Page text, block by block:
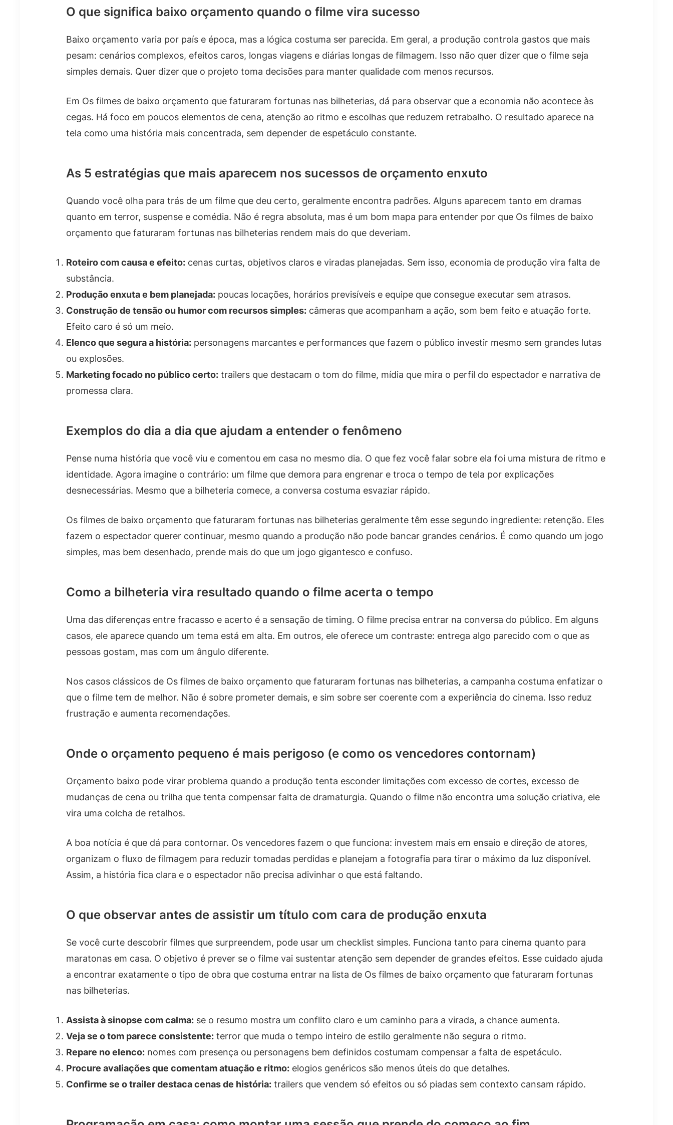
O que significa baixo orçamento quando o filme vira sucesso
Baixo orçamento varia por país e época, mas a lógica costuma ser parecida. Em geral, a produção controla gastos que mais
pesam: cenários complexos, efeitos caros, longas viagens e diárias longas de filmagem. Isso não quer dizer que o filme seja
simples demais. Quer dizer que o projeto toma decisões para manter qualidade com menos recursos.
Em Os filmes de baixo orçamento que faturaram fortunas nas bilheterias, dá para observar que a economia não acontece às
cegas. Há foco em poucos elementos de cena, atenção ao ritmo e escolhas que reduzem retrabalho. O resultado aparece na
tela como uma história mais concentrada, sem depender de espetáculo constante.
As 5 estratégias que mais aparecem nos sucessos de orçamento enxuto
Quando você olha para trás de um filme que deu certo, geralmente encontra padrões. Alguns aparecem tanto em dramas
quanto em terror, suspense e comédia. Não é regra absoluta, mas é um bom mapa para entender por que Os filmes de baixo
orçamento que faturaram fortunas nas bilheterias rendem mais do que deveriam.
Roteiro com causa e efeito: cenas curtas, objetivos claros e viradas planejadas. Sem isso, economia de produção vira falta de
substância.
Produção enxuta e bem planejada: poucas locações, horários previsíveis e equipe que consegue executar sem atrasos.
Construção de tensão ou humor com recursos simples: câmeras que acompanham a ação, som bem feito e atuação forte.
Efeito caro é só um meio.
Elenco que segura a história: personagens marcantes e performances que fazem o público investir mesmo sem grandes lutas
ou explosões.
Marketing focado no público certo: trailers que destacam o tom do filme, mídia que mira o perfil do espectador e narrativa de
promessa clara.
Exemplos do dia a dia que ajudam a entender o fenômeno
Pense numa história que você viu e comentou em casa no mesmo dia. O que fez você falar sobre ela foi uma mistura de ritmo e
identidade. Agora imagine o contrário: um filme que demora para engrenar e troca o tempo de tela por explicações
desnecessárias. Mesmo que a bilheteria comece, a conversa costuma esvaziar rápido.
Os filmes de baixo orçamento que faturaram fortunas nas bilheterias geralmente têm esse segundo ingrediente: retenção. Eles
fazem o espectador querer continuar, mesmo quando a produção não pode bancar grandes cenários. É como quando um jogo
simples, mas bem desenhado, prende mais do que um jogo gigantesco e confuso.
Como a bilheteria vira resultado quando o filme acerta o tempo
Uma das diferenças entre fracasso e acerto é a sensação de timing. O filme precisa entrar na conversa do público. Em alguns
casos, ele aparece quando um tema está em alta. Em outros, ele oferece um contraste: entrega algo parecido com o que as
pessoas gostam, mas com um ângulo diferente.
Nos casos clássicos de Os filmes de baixo orçamento que faturaram fortunas nas bilheterias, a campanha costuma enfatizar o
que o filme tem de melhor. Não é sobre prometer demais, e sim sobre ser coerente com a experiência do cinema. Isso reduz
frustração e aumenta recomendações.
Onde o orçamento pequeno é mais perigoso (e como os vencedores contornam)
Orçamento baixo pode virar problema quando a produção tenta esconder limitações com excesso de cortes, excesso de
mudanças de cena ou trilha que tenta compensar falta de dramaturgia. Quando o filme não encontra uma solução criativa, ele
vira uma colcha de retalhos.
A boa notícia é que dá para contornar. Os vencedores fazem o que funciona: investem mais em ensaio e direção de atores,
organizam o fluxo de filmagem para reduzir tomadas perdidas e planejam a fotografia para tirar o máximo da luz disponível.
Assim, a história fica clara e o espectador não precisa adivinhar o que está faltando.
O que observar antes de assistir um título com cara de produção enxuta
Se você curte descobrir filmes que surpreendem, pode usar um checklist simples. Funciona tanto para cinema quanto para
maratonas em casa. O objetivo é prever se o filme vai sustentar atenção sem depender de grandes efeitos. Esse cuidado ajuda
a encontrar exatamente o tipo de obra que costuma entrar na lista de Os filmes de baixo orçamento que faturaram fortunas
nas bilheterias.
Assista à sinopse com calma: se o resumo mostra um conflito claro e um caminho para a virada, a chance aumenta.
Veja se o tom parece consistente: terror que muda o tempo inteiro de estilo geralmente não segura o ritmo.
Repare no elenco: nomes com presença ou personagens bem definidos costumam compensar a falta de espetáculo.
Procure avaliações que comentam atuação e ritmo: elogios genéricos são menos úteis do que detalhes.
Confirme se o trailer destaca cenas de história: trailers que vendem só efeitos ou só piadas sem contexto cansam rápido.